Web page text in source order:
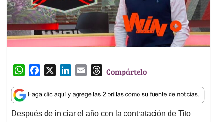
W
a
t
s
c
e
b
n
k
e
a
i
l
T
r
e
a
Compártelo
Después de iniciar el año con la contratación de Tito